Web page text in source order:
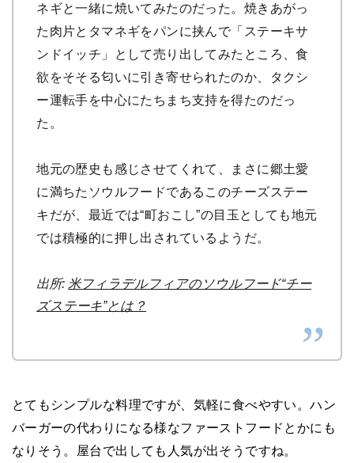
ネギと一緒に焼いてみたのだった。焼きあがっ
た肉片とタマネギをパンに挟んで「ステーキサ
ンドイッチ」として売り出してみたところ、食
欲をそそる匂いに引き寄せられたのか、タクシ
ー運転手を中心にたちまち支持を得たのだっ
た。
地元の歴史も感じさせてくれて、まさに郷土愛
に満ちたソウルフードであるこのチーズステー
キだが、最近では“町おこし”の目玉としても地元
では積極的に押し出されているようだ。
出所: 米フィラデルフィアのソウルフード“チー
ズステーキ”とは？
とてもシンプルな料理ですが、気軽に食べやすい。ハン
バーガーの代わりになる様なファーストフードとかにも
なりそう。屋台で出しても人気が出そうですね。